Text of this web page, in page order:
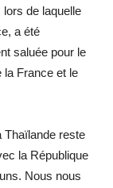
de laquelle
a été
saluée pour le
la France et le
Thaïlande reste
la République
Nous nous